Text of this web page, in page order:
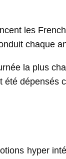
les
chaque
la plus
dépensés
hyper